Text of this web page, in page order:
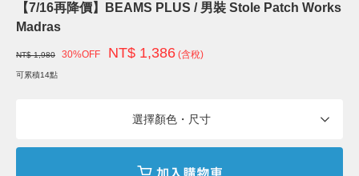
【7/16再降價】BEAMS PLUS / 男裝 Stole Patch Works
Madras
NT$ 1,980 30%OFF NT$ 1,386 (含稅)
可累積14點
選擇顏色・尺寸